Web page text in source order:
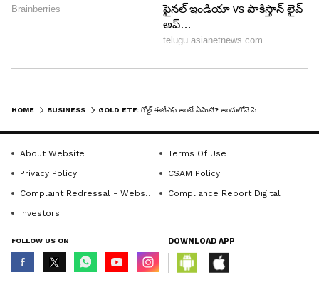
HOME BUSINESS
About Website
Terms Of Use
Privacy Policy
CSAM Policy
Complaint Redressal - Website
Compliance Report Digital
Investors
FOLLOW US ON DOWNLOAD APP